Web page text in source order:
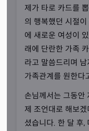
우연히 접하게 된
“많은 힘을 얻었습니다.”
선생님께서는 6~7년
되어 상담을 받아보았
얻게 되었으며 이후
되었다고 말씀하셨습
제가 타로 카드를
의 행복했던 시절
에 새로운 여성이
래에 단란한 가족
라고 말씀드리며
가족관계를 원한다
손님께서는 그동안
제 조언대로 해보
셨습니다. 한 달 후,